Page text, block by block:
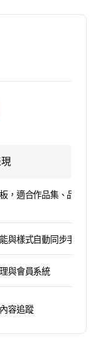
，適合作品集、品牌頁
與樣式自動同步手機版
與會員系統
容追蹤